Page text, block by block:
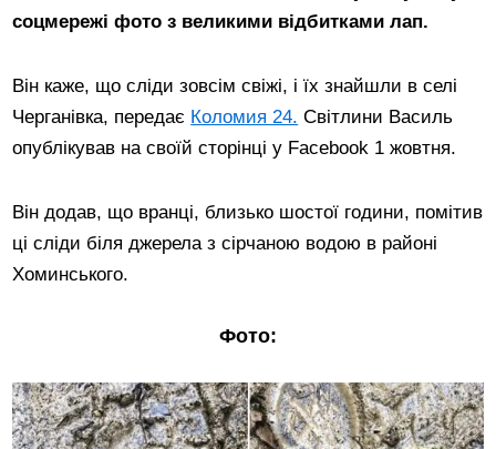
соцмережі фото з великими відбитками лап.
Він каже, що сліди зовсім свіжі, і їх знайшли в селі
Черганівка, передає Коломия 24. Світлини Василь
опублікував на своїй сторінці у Facebook 1 жовтня.
Він додав, що вранці, близько шостої години, помітив
ці сліди біля джерела з сірчаною водою в районі
Хоминського.
Фото: